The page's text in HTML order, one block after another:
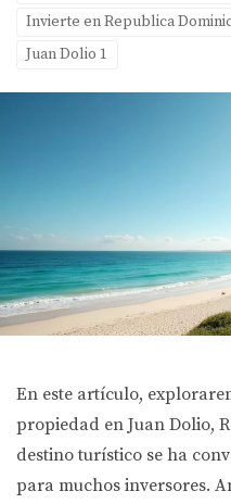
Invierte en Republica
Juan Dolio 1
En este artículo,
propiedad en Juan Dolio,
destino turístico se ha
para muchos inversores.